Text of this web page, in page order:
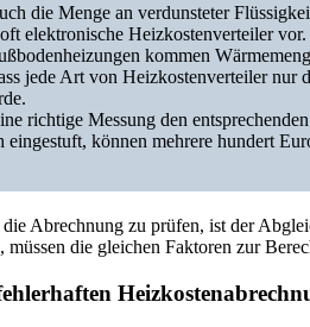
die Menge an verdunsteter
elektronische Heizkostenverteiler vor.
kommen
jede Art von Heizkostenverteiler nur
richtige Messung den
eingestuft, können mehrere hundert
Abrechnung zu prüfen, ist der
die gleichen Faktoren zur